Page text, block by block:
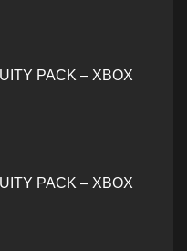
PACK – XBOX
PACK – XBOX